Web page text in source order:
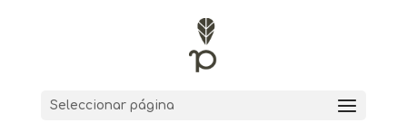
Seleccionar página